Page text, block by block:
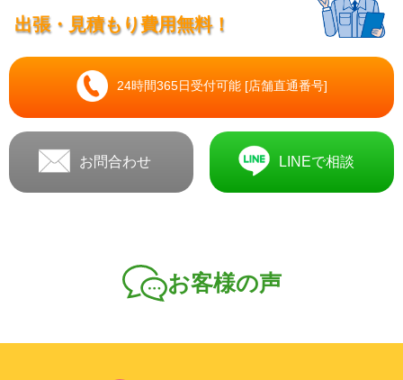
出張・見積もり費用無料！
24時間365日受付可能 [店舗直通番号]
お問合わせ LINEで相談
お客様の声